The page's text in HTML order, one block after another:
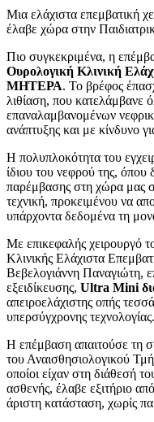
Μια ελάχιστα επεμβατική
έλαβε χώρα στην
Πιο συγκεκριμένα, η
Ουρολογική Κλινική
ΜΗΤΕΡΑ. Το βρέφος
λιθίαση, που κατελάμβανε
επαναλαμβανομένων
ανάπτυξης και με κίνδυνο
Η πολυπλοκότητα του
ίδιου του νεφρού της, όπου
παρέμβασης στη χώρα μας
τεχνική, προκειμένου να
υπάρχοντα δεδομένα τη
Με επικεφαλής χειρουργό
Κλινικής Ελάχιστα
Βεβελογιάννη Παναγιώτη,
εξειδίκευσης, Ultra Mini
απειροελάχιστης οπής
υπερσύγχρονης τεχνολογίας.
Η επέμβαση απαιτούσε τη
του Αναισθησιολογικού
οποίοι είχαν στη διάθεσή
ασθενής, έλαβε εξιτήριο
άριστη κατάσταση, χωρίς